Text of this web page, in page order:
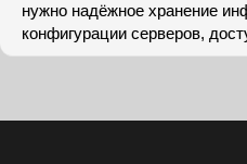
нужно надёжное хранение
конфигурации серверов,